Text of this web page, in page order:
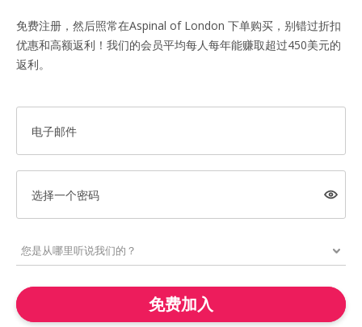
免费注册，然后照常在Aspinal of London 下单购买，别错过折扣
优惠和高额返利！我们的会员平均每人每年能赚取超过450美元的
返利。
电子邮件
选择一个密码
免费加入